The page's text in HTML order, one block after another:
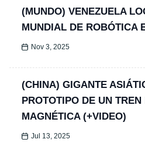
(MUNDO) VENEZUELA
MUNDIAL DE ROBÓTICA
Nov 3, 2025
(CHINA) GIGANTE
PROTOTIPO DE UN
MAGNÉTICA (+VIDEO)
Jul 13, 2025